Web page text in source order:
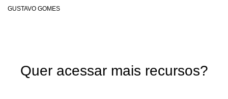
GUSTAVO GOMES
Quer acessar mais recursos?